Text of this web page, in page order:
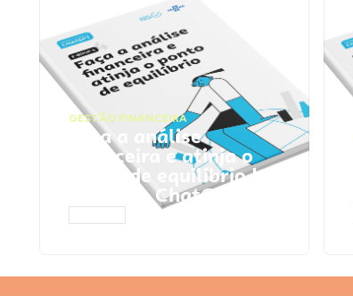
GESTÃO FINANCEIRA
Faça a análise
financeira e atinja o
ponto de equilíbrio |
Prompts ChatGPT